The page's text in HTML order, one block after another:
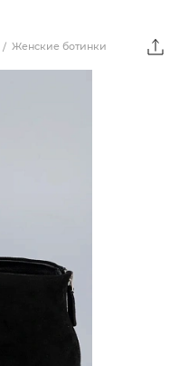
Женские ботинки